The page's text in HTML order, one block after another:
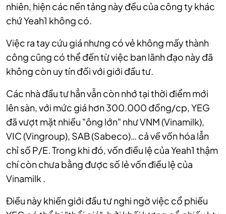
nhiên, hiện các nền tảng này đều của công ty khác
chứ Yeah1 không có.
Việc ra tay cứu giá nhưng có vẻ không mấy thành
công cũng có thể đến từ việc ban lãnh đạo này đã
không còn uy tín đối với giới đầu tư.
Các nhà đầu tư hẳn vẫn còn nhớ tại thời điểm mới
lên sàn, với mức giá hơn 300.000 đồng/cp, YEG
đã vượt mặt nhiều "ông lớn" như VNM (Vinamilk),
VIC (Vingroup), SAB (Sabeco)… cả về vốn hóa lẫn
chỉ số P/E. Trong khi đó, vốn điều lệ của Yeah1 thậm
chí còn chưa bằng được số lẻ vốn điều lệ của
Vinamilk .
Điều này khiến giới đầu tư nghi ngờ việc cổ phiếu